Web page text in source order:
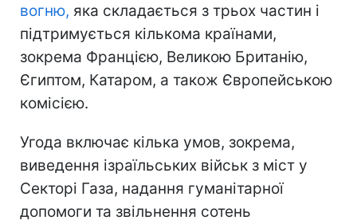
вогню, яка складається з трьох частин і
підтримується кількома країнами,
зокрема Францією, Великою Британію,
Єгиптом, Катаром, а також Європейською
комісією.
Угода включає кілька умов, зокрема,
виведення ізраїльських військ з міст у
Секторі Газа, надання гуманітарної
допомоги та звільнення сотень